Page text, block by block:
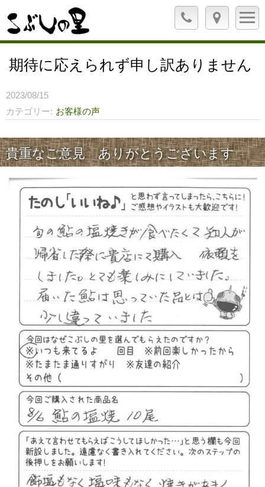
期待に応えられず申し訳ありません
2023/08/15
カテゴリー
お客様の声
貴重なご意見 ありがとうございます